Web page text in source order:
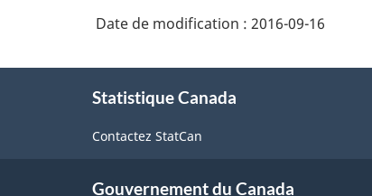
Date de modification : 2016-09-16
Statistique Canada
Contactez StatCan
Gouvernement du Canada